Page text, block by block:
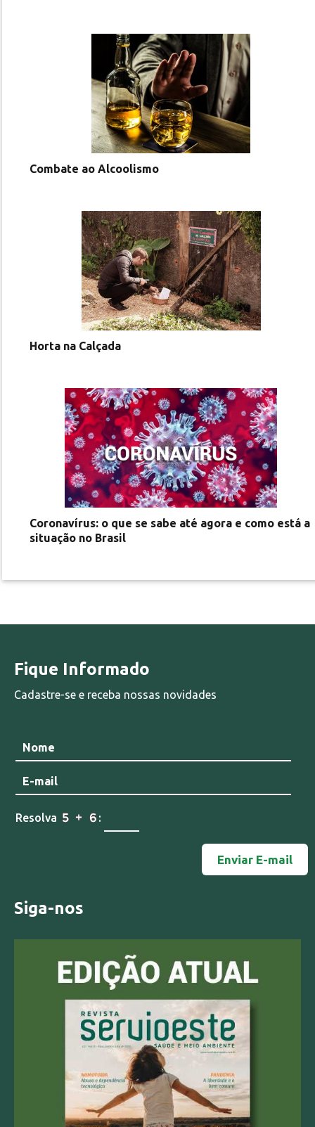
Combate ao Alcoolismo
Horta na Calçada
Coronavírus: o que se sabe até agora e como está a
situação no Brasil
Fique Informado
Cadastre-se e receba nossas novidades
Resolva :
Siga-nos